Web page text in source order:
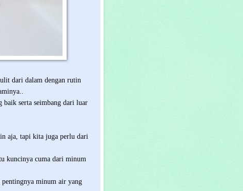
dari dalam dengan rutin
serta seimbang dari luar
aja, tapi kita juga perlu dari
kuncinya cuma dari minum
pentingnya minum air yang